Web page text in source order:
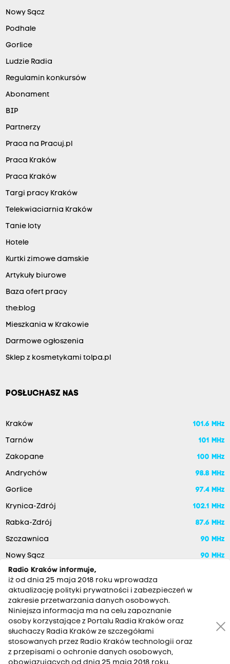
Nowy Sącz
Podhale
Gorlice
Ludzie Radia
Regulamin konkursów
Abonament
BIP
Partnerzy
Praca na Pracuj.pl
Praca Kraków
Praca Kraków
Targi pracy Kraków
Telekwiaciarnia Kraków
Tanie loty
Hotele
Kurtki zimowe damskie
Artykuły biurowe
Baza ofert pracy
the:blog
Mieszkania w Krakowie
Darmowe ogłoszenia
Sklep z kosmetykami tolpa.pl
POSŁUCHASZ NAS
Kraków 101.6 MHz
Tarnów 101 MHz
Zakopane 100 MHz
Andrychów 98.8 MHz
Gorlice 97.4 MHz
Krynica-Zdrój 102.1 MHz
Rabka-Zdrój 87.6 MHz
Szczawnica 90 MHz
Nowy Sącz 90 MHz
RADIO KRAKÓW SA. Aleja Juliusza Słowackiego 22, 30-007
Kraków
Radio Kraków informuje,
iż od dnia 25 maja 2018 roku wprowadza
aktualizację polityki prywatności i zabezpieczeń w
zakresie przetwarzania danych osobowych.
Niniejsza informacja ma na celu zapoznanie
osoby korzystające z Portalu Radia Kraków oraz
słuchaczy Radia Kraków ze szczegółami
stosowanych przez Radio Kraków technologii oraz
z przepisami o ochronie danych osobowych,